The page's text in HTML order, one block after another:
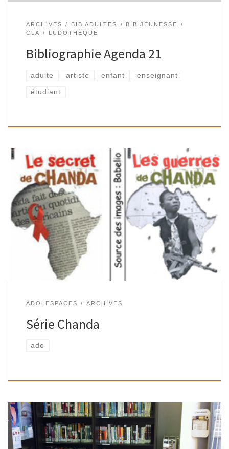
ARCHIVES BIB ADULTES
BIB JEUNESSE
CLA
LUDOTHÈQUE
Bibliographie Agenda 21
adulte artiste enfant enseignant
étudiant
˜ Titre(s): Le secret de Chanda & Les guerres de Chanda. ˜
Auteur: Allan Stratton. ˜ Éditions: Bayard jeunesse. ˜
Collection: Millezime. ˜ Année: 2006. ˜ Âge conseillé: ± 13 […]
ADOLESPACES ARCHIVES
Série Chanda
ado